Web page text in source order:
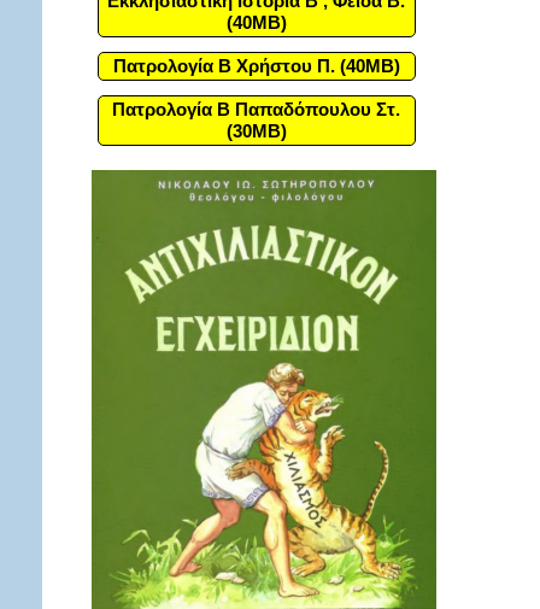
(40MB)
Πατρολογία Β Χρήστου Π. (40MB)
Πατρολογία Β Παπαδόπουλου Στ.
(30MB)